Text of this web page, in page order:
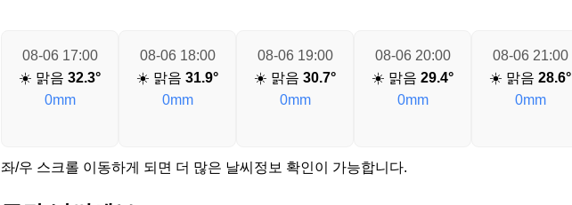
08-06 17:00
☀️ 맑음 32.3°
0mm
08-06 18:00
☀️ 맑음 31.9°
0mm
08-06 19:00
☀️ 맑음 30.7°
0mm
08-06 20:00
☀️ 맑음 29.4°
0mm
08-06 21:00
☀️ 맑음 28.6°
0mm
좌/우 스크롤 이동하게 되면 더 많은 날씨정보 확인이 가능합니다.